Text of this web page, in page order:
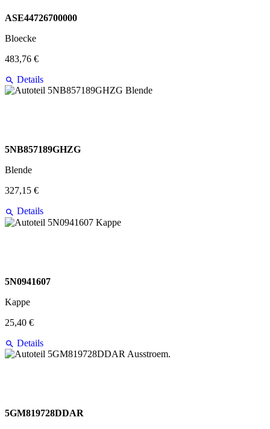
ASE44726700000
Bloecke
483,76 €
Details
5NB857189GHZG
Blende
327,15 €
Details
5N0941607
Kappe
25,40 €
Details
5GM819728DDAR